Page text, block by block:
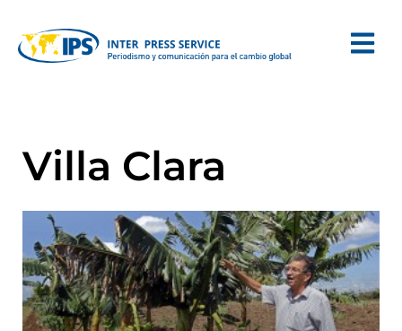
Villa Clara